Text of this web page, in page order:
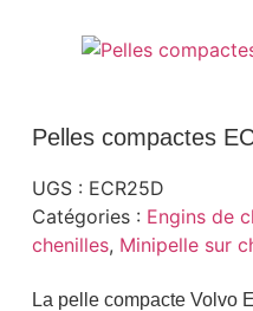
Pelles compactes
UGS : ECR25D
Catégories : Engins de
chenilles, Minipelle sur
La pelle compacte Volvo